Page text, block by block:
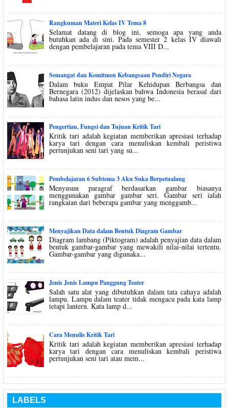
Rangkuman Materi Kelas IV Tema 8
Selamat datang di blog ini, semoga apa yang anda
butuhkan ada di sini. Pada semester 2 kelas IV diawali
dengan pembelajaran pada tema VIII D...
Semangat dan Komitmen Kebangsaan Pendiri Negara
Dalam buku Empat Pilar Kehidupan Berbangsa dan
Bernegara (2012) dijelaskan bahwa Indonesia berasal dari
bahasa latin indus dan nesos yang be...
Pengertian, Fungsi dan Tujuan Kritik Tari
Kritik tari adalah kegiatan memberikan apresiasi terhadap
karya tari dengan cara menuliskan kembali peristiwa
pertunjukan seni tari yang su...
Pembelajaran 6 Subtema 3 Aku Suka Berpetualang
Menyusun paragraf berdasarkan gambar biasanya
menggunakan gambar gambar seri. Gambar seri ialah
rangkaian dari beberapa gambar yang menggamb...
Menyajikan Data dalam Bentuk Diagram Gambar
Diagram lambang (Piktogram) adalah penyajian data dalam
bentuk gambar-gambar yang mewakili nilai-nilai tertentu.
Gambar-gambar yang digunaka...
Jenis Jenis Lampu Panggung Teater
Salah satu alat yang dibutuhkan dalam tata cahaya adalah
lampu. Lampu dalam teater tidak mengacu pada kata lamp
tetapi lantern. Kata lamp d...
Cara Menulis Kritik Tari
Kritik tari adalah kegiatan memberikan apresiasi terhadap
karya tari dengan cara menuliskan kembali peristiwa
pertunjukan seni tari atau mem...
LABELS